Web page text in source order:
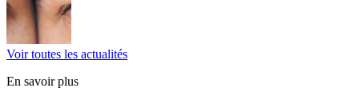
Voir toutes les actualités
En savoir plus